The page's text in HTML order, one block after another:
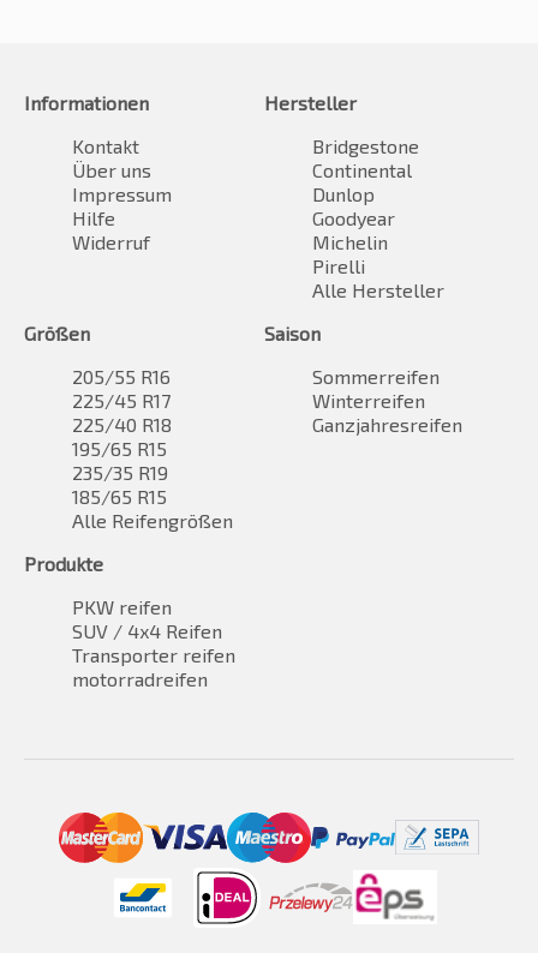
Informationen
Kontakt
Über uns
Impressum
Hilfe
Widerruf
Hersteller
Bridgestone
Continental
Dunlop
Goodyear
Michelin
Pirelli
Alle Hersteller
Größen
205/55 R16
225/45 R17
225/40 R18
195/65 R15
235/35 R19
185/65 R15
Alle Reifengrößen
Saison
Sommerreifen
Winterreifen
Ganzjahresreifen
Produkte
PKW reifen
SUV / 4x4 Reifen
Transporter reifen
motorradreifen